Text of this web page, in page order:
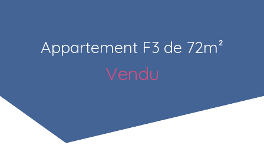
Appartement F3 de 72m²
Vendu